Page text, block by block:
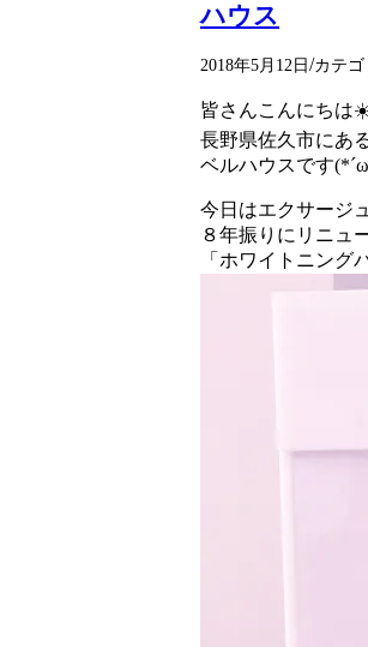
ハウス
2018年5月12日/カテゴ
皆さんこんにちは
長野県佐久市にあ
ベルハウスです
今日はエクサージ
８年振りにリニュ
「ホワイトニング